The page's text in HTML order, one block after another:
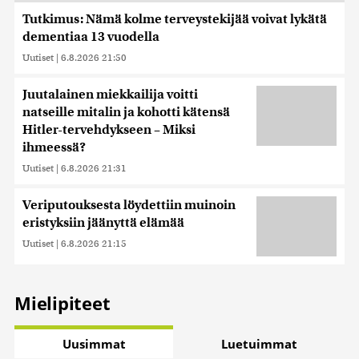
Tutkimus: Nämä kolme terveystekijää voivat lykätä
dementiaa 13 vuodella
Uutiset | 6.8.2026 21:50
Juutalainen miekkailija voitti
natseille mitalin ja kohotti kätensä
Hitler-tervehdykseen – Miksi
ihmeessä?
Uutiset | 6.8.2026 21:31
Veriputouksesta löydettiin muinoin
eristyksiin jäänyttä elämää
Uutiset | 6.8.2026 21:15
Mielipiteet
Uusimmat Luetuimmat